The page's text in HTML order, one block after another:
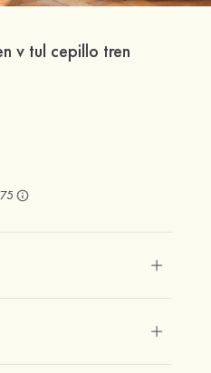
v tul cepillo tren